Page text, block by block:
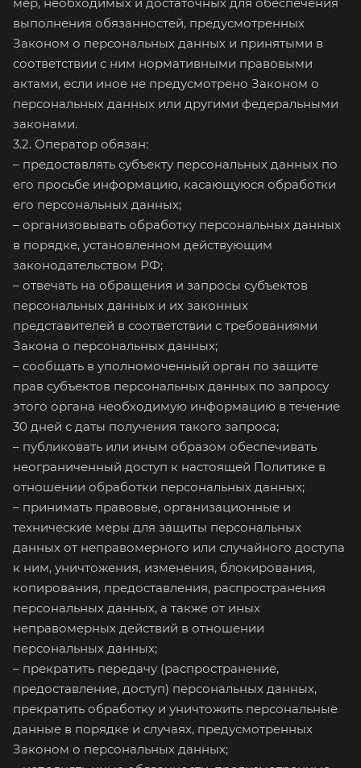
выполнения обязанностей, предусмотренных
Законом о персональных данных и принятыми в
соответствии с ним нормативными правовыми
актами, если иное не предусмотрено Законом о
персональных данных или другими федеральными
законами.
3.2. Оператор обязан:
– предоставлять субъекту персональных данных по
его просьбе информацию, касающуюся обработки
его персональных данных;
– организовывать обработку персональных данных
в порядке, установленном действующим
законодательством РФ;
– отвечать на обращения и запросы субъектов
персональных данных и их законных
представителей в соответствии с требованиями
Закона о персональных данных;
– сообщать в уполномоченный орган по защите
прав субъектов персональных данных по запросу
этого органа необходимую информацию в течение
30 дней с даты получения такого запроса;
– публиковать или иным образом обеспечивать
неограниченный доступ к настоящей Политике в
отношении обработки персональных данных;
– принимать правовые, организационные и
технические меры для защиты персональных
данных от неправомерного или случайного доступа
к ним, уничтожения, изменения, блокирования,
копирования, предоставления, распространения
персональных данных, а также от иных
неправомерных действий в отношении
персональных данных;
– прекратить передачу (распространение,
предоставление, доступ) персональных данных,
прекратить обработку и уничтожить персональные
данные в порядке и случаях, предусмотренных
Законом о персональных данных;